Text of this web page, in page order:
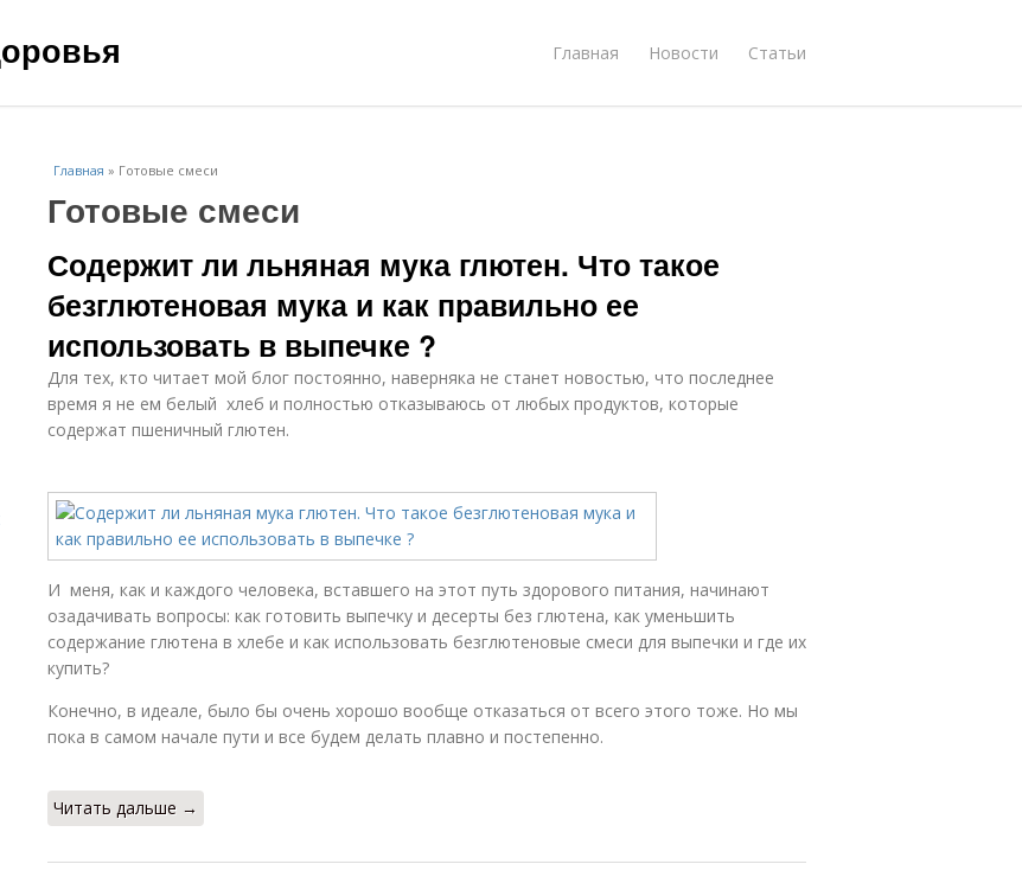
Главная Новости Статьи
Главная » Готовые смеси
Готовые смеси
Содержит ли льняная мука глютен. Что такое
безглютеновая мука и как правильно ее
использовать в выпечке ?
Для тех, кто читает мой блог постоянно, наверняка не станет новостью, что последнее
время я не ем белый хлеб и полностью отказываюсь от любых продуктов, которые
содержат пшеничный глютен.
И меня, как и каждого человека, вставшего на этот путь здорового питания, начинают
озадачивать вопросы: как готовить выпечку и десерты без глютена, как уменьшить
содержание глютена в хлебе и как использовать безглютеновые смеси для выпечки и где их
купить?
Конечно, в идеале, было бы очень хорошо вообще отказаться от всего этого тоже. Но мы
пока в самом начале пути и все будем делать плавно и постепенно.
Читать дальше →